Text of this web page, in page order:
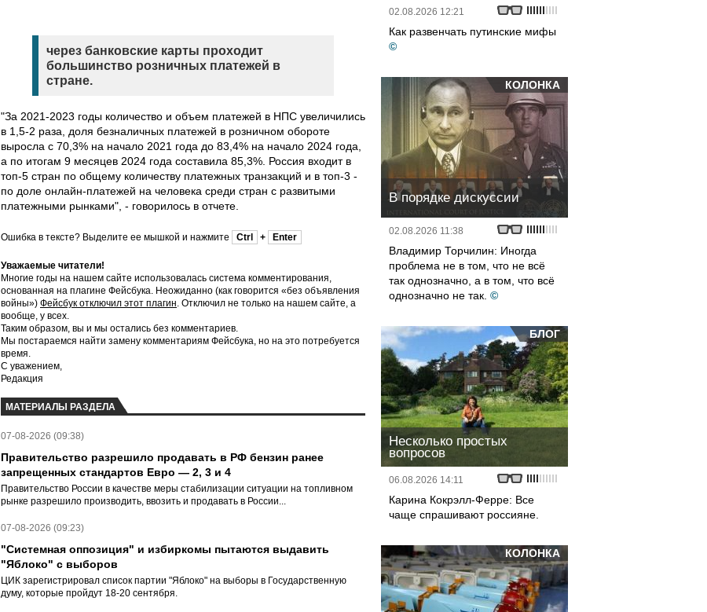
через банковские карты проходит
большинство розничных платежей в
стране.
"За 2021-2023 годы количество и объем платежей в НПС увеличились
в 1,5-2 раза, доля безналичных платежей в розничном обороте
выросла с 70,3% на начало 2021 года до 83,4% на начало 2024 года,
а по итогам 9 месяцев 2024 года составила 85,3%. Россия входит в
топ-5 стран по общему количеству платежных транзакций и в топ-3 -
по доле онлайн-платежей на человека среди стран с развитыми
платежными рынками", - говорилось в отчете.
Ошибка в тексте? Выделите ее мышкой и нажмите Ctrl + Enter
Уважаемые читатели!
Многие годы на нашем сайте использовалась система комментирования,
основанная на плагине Фейсбука. Неожиданно (как говорится «без объявления
войны») Фейсбук отключил этот плагин. Отключил не только на нашем сайте, а
вообще, у всех.
Таким образом, вы и мы остались без комментариев.
Мы постараемся найти замену комментариям Фейсбука, но на это потребуется
время.
С уважением,
Редакция
МАТЕРИАЛЫ РАЗДЕЛА
07-08-2026 (09:38)
Правительство разрешило продавать в РФ бензин ранее
запрещенных стандартов Евро — 2, 3 и 4
Правительство России в качестве меры стабилизации ситуации на топливном
рынке разрешило производить, ввозить и продавать в России...
07-08-2026 (09:23)
"Системная оппозиция" и избиркомы пытаются выдавить
"Яблоко" с выборов
ЦИК зарегистрировал список партии "Яблоко" на выборы в Государственную
думу, которые пройдут 18-20 сентября.
02.08.2026 12:21
Как развенчать путинские мифы
©
КОЛОНКА
В порядке дискуссии
02.08.2026 11:38
Владимир Торчилин: Иногда
проблема не в том, что не всё
так однозначно, а в том, что всё
однозначно не так. ©
БЛОГ
Несколько простых
вопросов
06.08.2026 14:11
Карина Кокрэлл-Ферре: Все
чаще спрашивают россияне.
КОЛОНКА